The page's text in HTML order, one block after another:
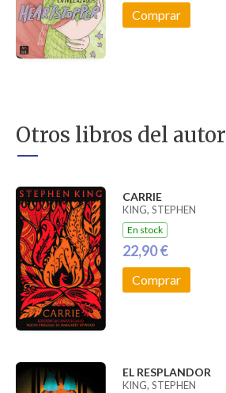
Comprar
Otros libros del autor
CARRIE
KING, STEPHEN
En stock
22,90 €
Comprar
EL RESPLANDOR
KING, STEPHEN